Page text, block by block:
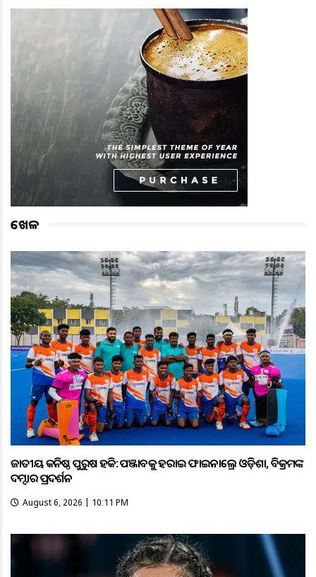
ଖେଳ
ଜାତୀୟ କନିଷ୍ଠ ପୁରୁଷ ହକି: ପଞ୍ଜାବକୁ ହରାଇ ଫାଇନାଲ୍ରେ ଓଡ଼ିଶା, ବିକ୍ରମଙ୍କ
ଦମ୍ଦାର ପ୍ରଦର୍ଶନ
August 6, 2026 | 10:11 PM